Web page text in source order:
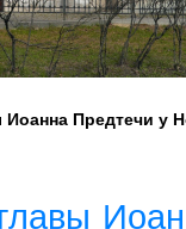
Предтечи у